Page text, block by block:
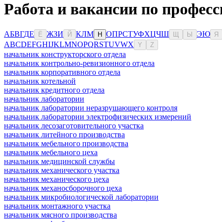
Работа и вакансии по
АБВГДЕ Ё ЖЗИ Й КЛМ Н ОПРСТУФХЦЧШ Ы ЭЮ Я
ABCDEFGHIJKLMNOPQRSTUVWX Y Z
начальник конструкторского отдела
начальник контрольно-ревизионного отдела
начальник корпоративного отдела
начальник котельной
начальник кредитного отдела
начальник лаборатории
начальник лаборатории неразрушающего контроля
начальник лаборатории электрофизических измерений
начальник лесозаготовительного участка
начальник литейного производства
начальник мебельного производства
начальник мебельного цеха
начальник медицинской службы
начальник механического участка
начальник механического цеха
начальник механосборочного цеха
начальник микробиологической лаборатории
начальник монтажного участка
начальник мясного производства